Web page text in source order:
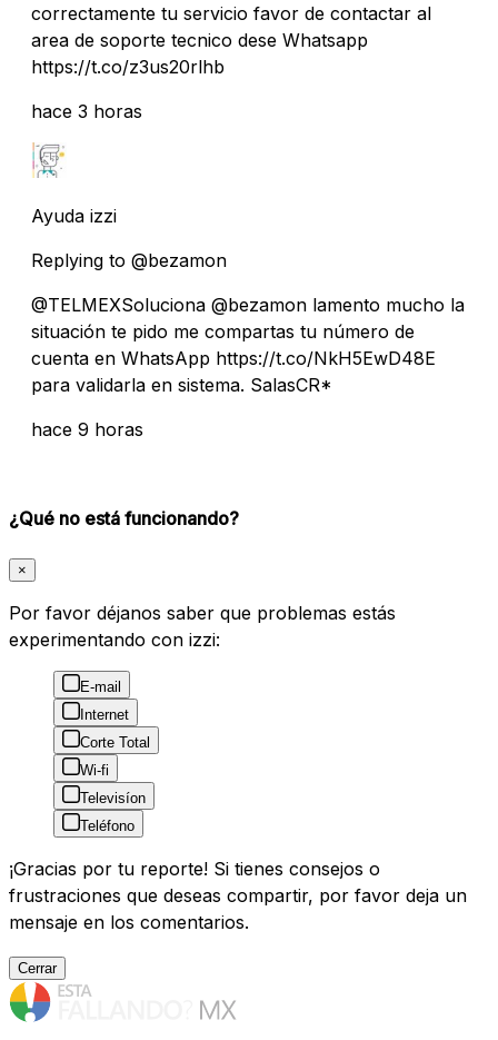
correctamente tu servicio favor de contactar al
area de soporte tecnico dese Whatsapp
https://t.co/z3us20rlhb
hace 3 horas
Ayuda izzi
Replying to @bezamon
@TELMEXSoluciona @bezamon lamento mucho la
situación te pido me compartas tu número de
cuenta en WhatsApp https://t.co/NkH5EwD48E
para validarla en sistema. SalasCR*
hace 9 horas
¿Qué no está funcionando?
×
Por favor déjanos saber que problemas estás
experimentando con izzi:
E-mail
Internet
Corte Total
Wi-fi
Televisíon
Teléfono
¡Gracias por tu reporte! Si tienes consejos o
frustraciones que deseas compartir, por favor deja un
mensaje en los comentarios.
Cerrar